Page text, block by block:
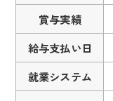
賞与実績
給与支払い日
就業システム